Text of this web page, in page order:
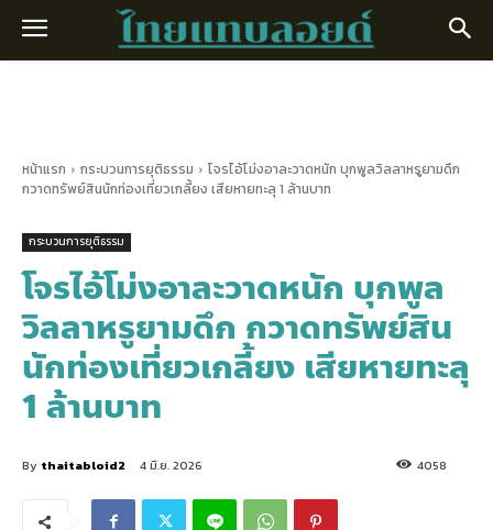
หน้าแรก กระบวนการยุติธรรม
โจรไอ้โม่งอาละวาดหนัก บุกพูลวิลลาหรูยามดึก
กวาดทรัพย์สินนักท่องเที่ยวเกลี้ยง เสียหายทะลุ 1 ล้านบาท
กระบวนการยุติธรรม
โจรไอ้โม่งอาละวาดหนัก บุกพูล
วิลลาหรูยามดึก กวาดทรัพย์สิน
นักท่องเที่ยวเกลี้ยง เสียหายทะลุ
1 ล้านบาท
By thaitabloid2 4 มิ.ย. 2026 4058